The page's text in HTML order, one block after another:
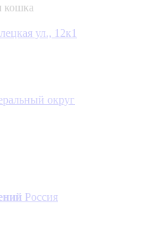
кошка
ул., 12к1
округ
Россия